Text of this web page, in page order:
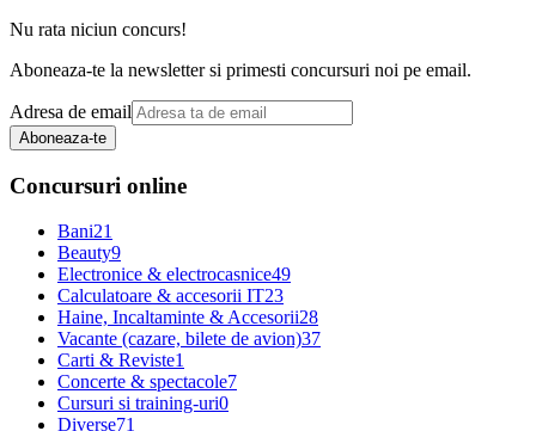
Nu rata niciun concurs!
Aboneaza-te la newsletter si primesti concursuri noi pe email.
Adresa de email
Aboneaza-te
Concursuri online
Bani21
Beauty9
Electronice & electrocasnice49
Calculatoare & accesorii IT23
Haine, Incaltaminte & Accesorii28
Vacante (cazare, bilete de avion)37
Carti & Reviste1
Concerte & spectacole7
Cursuri si training-uri0
Diverse71